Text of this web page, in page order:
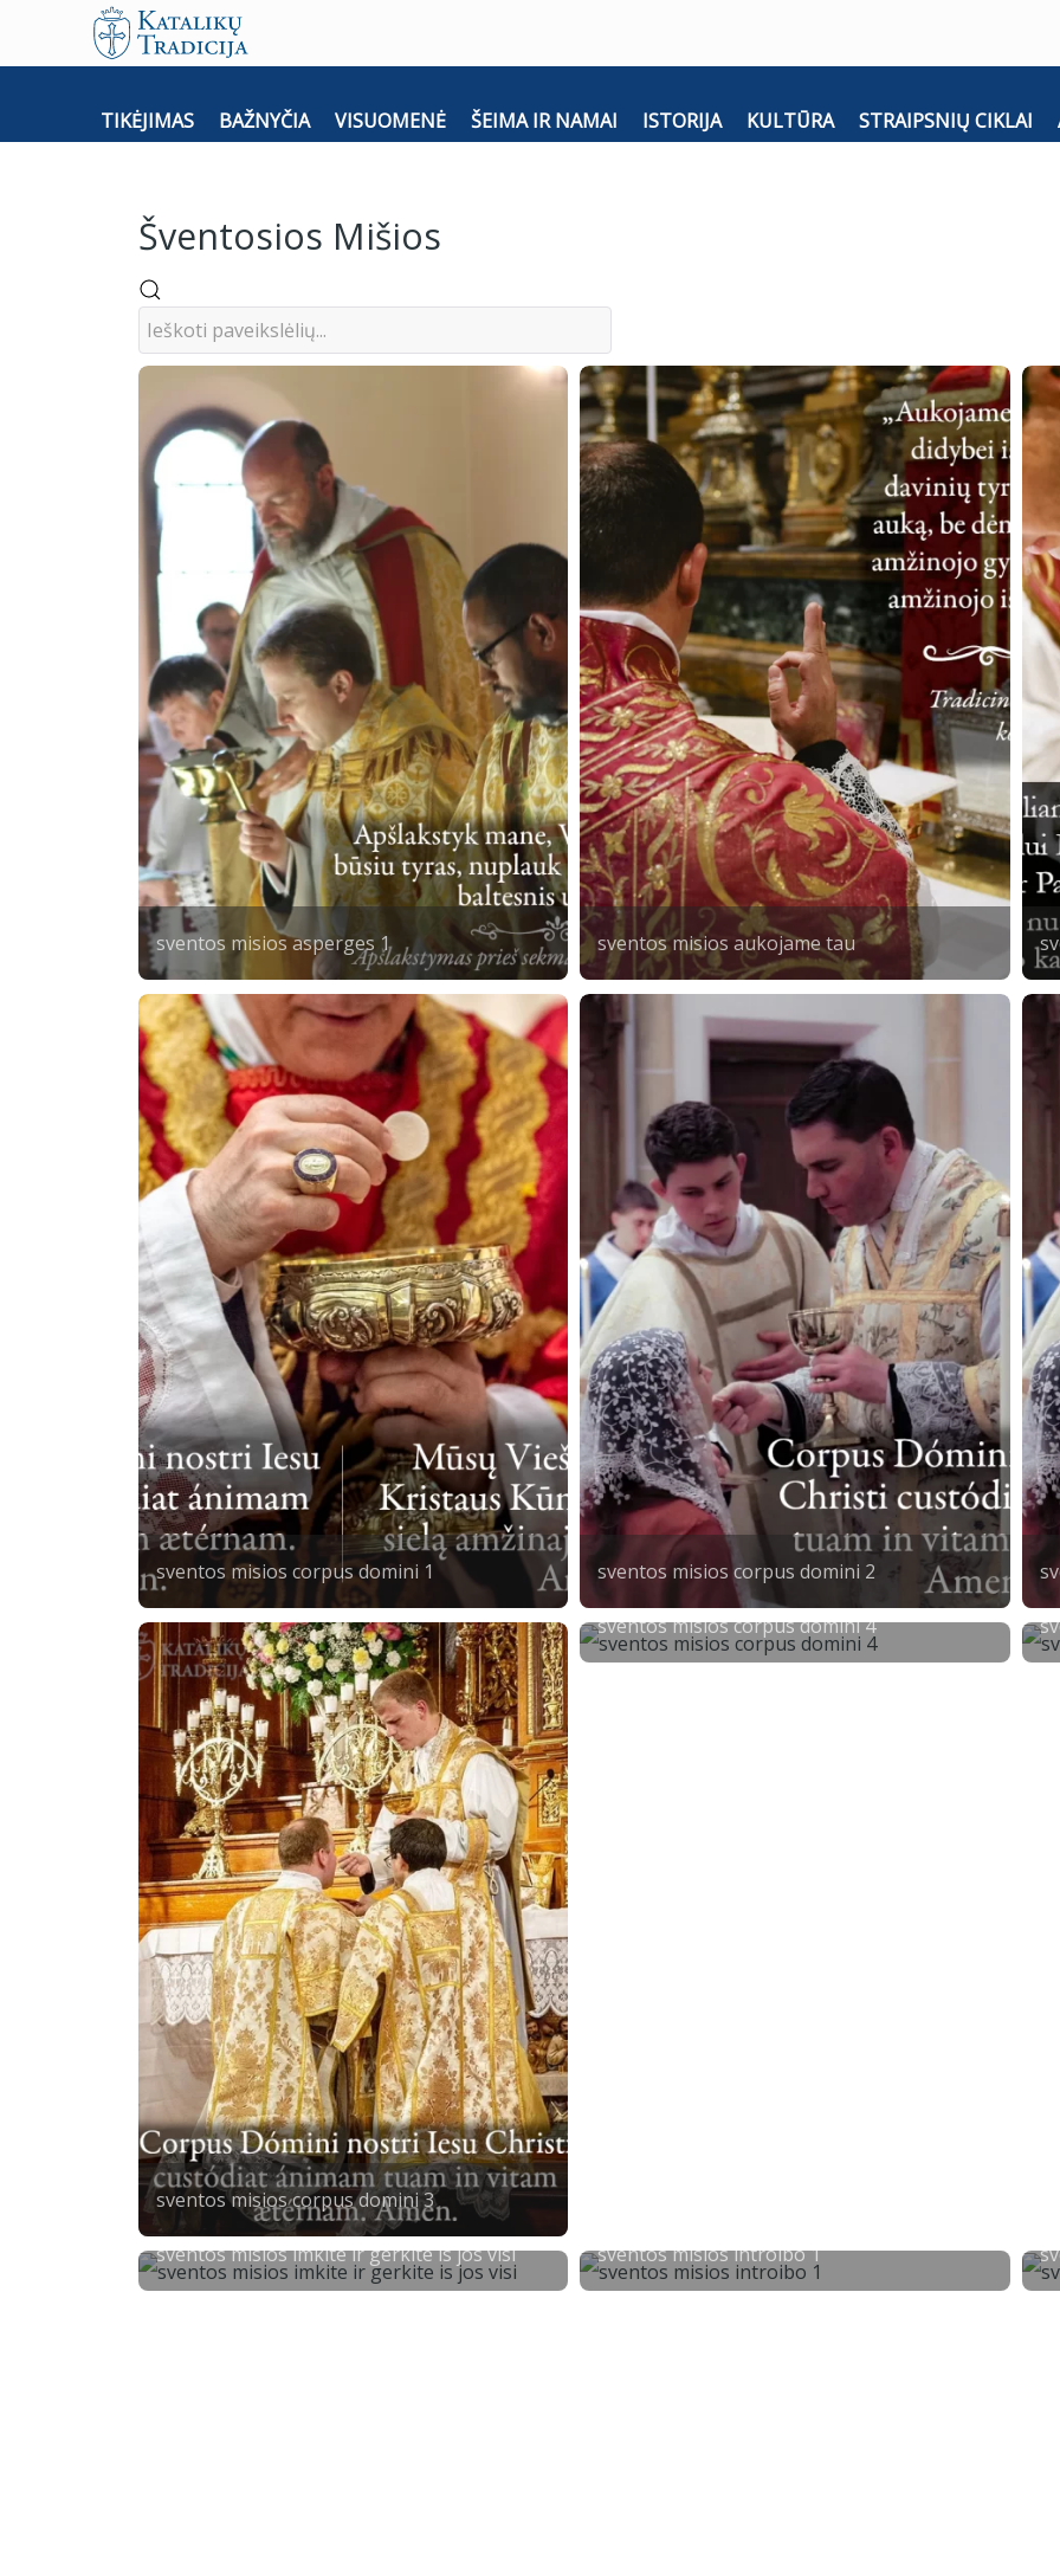
TIKĖJIMAS BAŽNYČIA VISUOMENĖ ŠEIMA IR NAMAI ISTORIJA KULTŪRA STRAIPSNIŲ CIKLAI
Šventosios Mišios
sventos misios asperges 1 sventos misios aukojame tau
sventos misios corpus domini 1 sventos misios corpus domini 2
sventos misios corpus domini 3
sventos misios corpus domini 4
sventos misios imkite ir gerkite is jos visi sventos misios introibo 1